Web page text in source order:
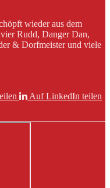
wieder aus dem
Rudd, Danger Dan,
& Dorfmeister und viele
Auf LinkedIn teilen